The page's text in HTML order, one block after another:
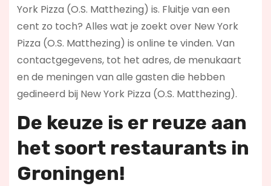
York Pizza (O.S. Matthezing) is. Fluitje van een
cent zo toch? Alles wat je zoekt over New York
Pizza (O.S. Matthezing) is online te vinden. Van
contactgegevens, tot het adres, de menukaart
en de meningen van alle gasten die hebben
gedineerd bij New York Pizza (O.S. Matthezing).
De keuze is er reuze aan
het soort restaurants in
Groningen!